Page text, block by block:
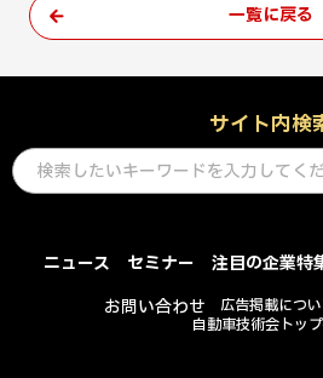
一覧に戻る
サイト内検
ニュース セミナー 注目の企業特
お問い合わせ
広告掲載につ
自動車技術会トッ